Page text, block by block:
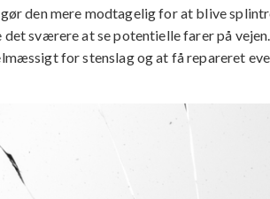
den mere modtagelig for at blive
det sværere at se potentielle farer på
for stenslag og at få repareret